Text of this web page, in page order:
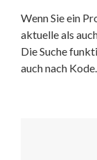
Wenn Sie ein
aktuelle als
Die Suche
auch nach Kode.